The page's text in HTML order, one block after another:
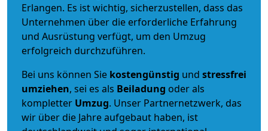
Erlangen. Es ist wichtig, sicherzustellen, dass das
Unternehmen über die erforderliche Erfahrung
und Ausrüstung verfügt, um den Umzug
erfolgreich durchzuführen.
Bei uns können Sie kostengünstig und stressfrei
umziehen, sei es als Beiladung oder als
kompletter Umzug. Unser Partnernetzwerk, das
wir über die Jahre aufgebaut haben, ist